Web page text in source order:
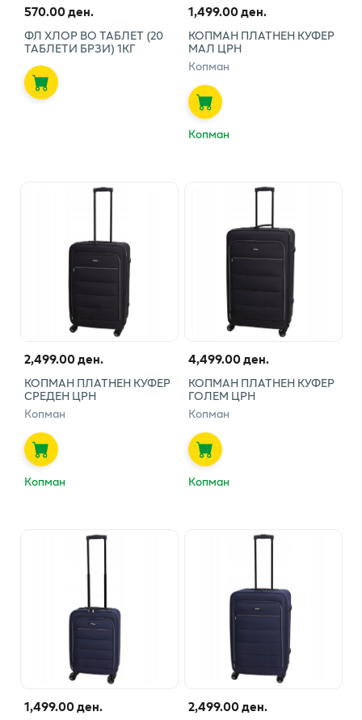
570.00 ден.
ФЛ ХЛОР ВО ТАБЛЕТ (20
ТАБЛЕТИ БРЗИ) 1КГ
1,499.00 ден.
КОПМАН ПЛАТНЕН КУФЕР
МАЛ ЦРН
Копман
Копман
2,499.00 ден.
КОПМАН ПЛАТНЕН КУФЕР
СРЕДЕН ЦРН
Копман
Копман
4,499.00 ден.
КОПМАН ПЛАТНЕН КУФЕР
ГОЛЕМ ЦРН
Копман
Копман
1,499.00 ден. 2,499.00 ден.